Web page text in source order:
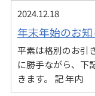
2024.12.18
年末年始のお
平素は格別のお引
に勝手ながら、下
きます。 記 年